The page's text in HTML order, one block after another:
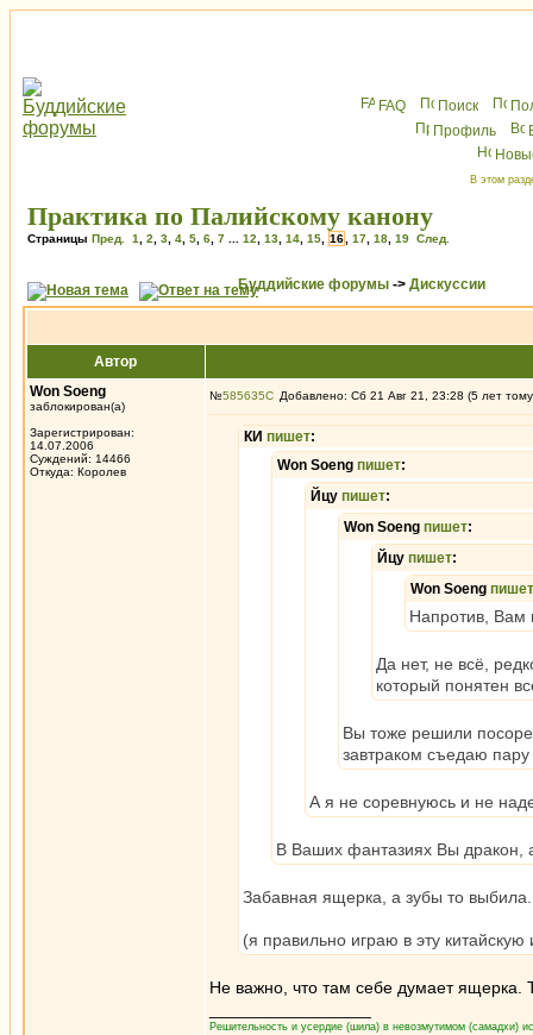
FAQ Поиск
Профиль
В этом
Практика по Палийскому канону
Страницы Пред. 1 2 3 4 5 6 7 12 13 14 15 16 17 18 19 След.
Буддийские форумы -> Дискуссии
Автор
Won Soeng
заблокирован(а)
Зарегистрирован:
14.07.2006
Суждений: 14466
Откуда: Королев
№585635 Добавлено: Сб 21 Авг 21, 23:28 (5 лет
КИ пишет:
Won Soeng пишет:
Йцу пишет:
Won Soeng пишет:
Йцу пишет:
Won Soeng пишет
Напротив, Вам
Да нет, не всё,
который понятен
Вы тоже решили
завтраком съедаю
А я не соревнуюсь и не
В Ваших фантазиях Вы дракон,
Забавная ящерка, а зубы то выбила.
(я правильно играю в эту китайскую
Не важно, что там себе думает ящерка.
Решительность и усердие (шила) в невозмутимом (самадхи)